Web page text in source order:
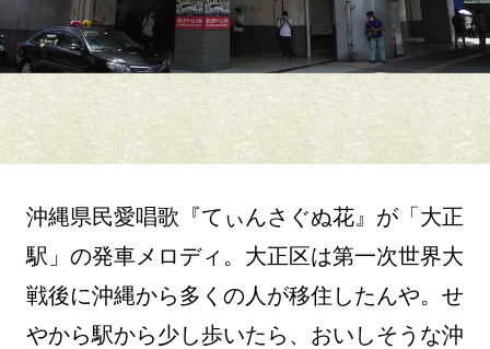
沖縄県民愛唱歌『てぃんさぐぬ花』が「大正
駅」の発車メロディ。大正区は第一次世界大
戦後に沖縄から多くの人が移住したんや。せ
やから駅から少し歩いたら、おいしそうな沖